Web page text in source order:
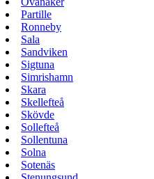
Partille
Ronneby
Sala
Sandviken
Sigtuna
Simrishamn
Skara
Skellefteå
Skövde
Sollefteå
Sollentuna
Solna
Sotenäs